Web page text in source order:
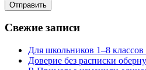
Свежие записи
Для школьников 1–8
Доверие без расписки